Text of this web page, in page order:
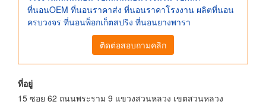
ที่นอนOEM ที่นอนราคาส่ง ที่นอนราคาโรงงาน ผลิตที่นอน
ครบวงจร ที่นอนพ็อกเก็ตสปริง ที่นอนยางพารา
ติดต่อสอบถามคลิก
ที่อยู่
15 ซอย 62 ถนนพระราม 9 แขวงสวนหลวง เขตสวนหลวง